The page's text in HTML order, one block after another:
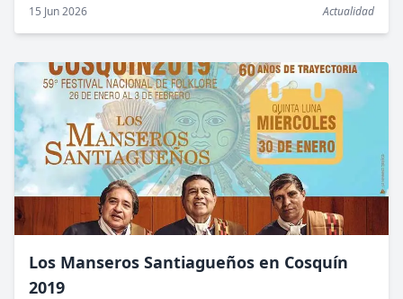
15 Jun 2026 Actualidad
Los Manseros Santiagueños en Cosquín
2019